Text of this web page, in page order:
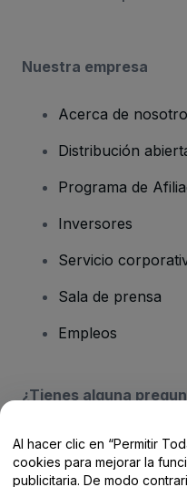
Nuestra empresa
Acerca de
Distribución
Programa de
Inversores
Servicio
Sala de prensa
Empleos
¿Tienes alguna
Centro de Ayuda
Al hacer clic en “Permitir
cookies para mejorar la
publicitaria. De modo